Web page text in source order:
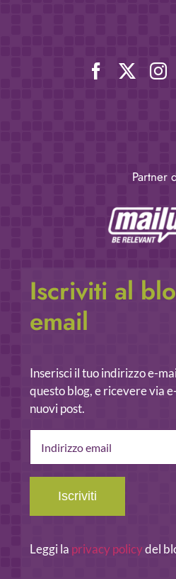
Partner
Iscriviti al
email
Inserisci il tuo indirizzo e-
questo blog, e ricevere via
nuovi post.
email
Iscriviti
Leggi la privacy policydel